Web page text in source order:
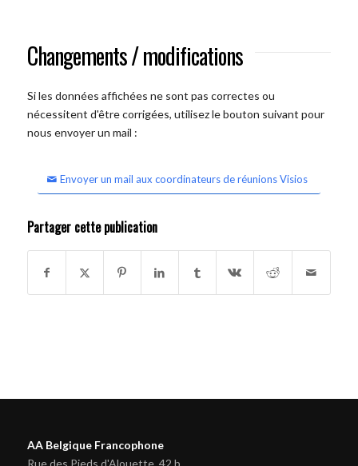
Changements / modifications
Si les données affichées ne sont pas correctes ou
nécessitent d'être corrigées, utilisez le bouton suivant pour
nous envoyer un mail :
Envoyer un mail aux coordinateurs de réunions Visios
Partager cette publication
AA Belgique Francophone
Rue des Pieds d'Alouette, 42 b